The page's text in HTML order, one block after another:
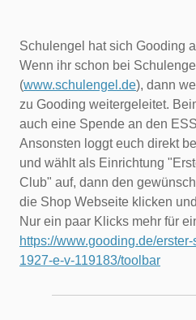
Schulengel hat sich Gooding
Wenn ihr schon bei
(www.schulengel.de), dann
zu Gooding weitergeleitet.
auch eine Spende an den
Ansonsten loggt euch direkt
und wählt als Einrichtung
Club" auf, dann den
die Shop Webseite klicken
Nur ein paar Klicks mehr für
https://www.gooding.de/
1927-e-v-119183/toolbar